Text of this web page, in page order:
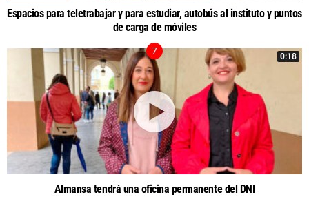
Espacios para teletrabajar y para estudiar, autobús al instituto y puntos
de carga de móviles
0:18
Almansa tendrá una oficina permanente del DNI